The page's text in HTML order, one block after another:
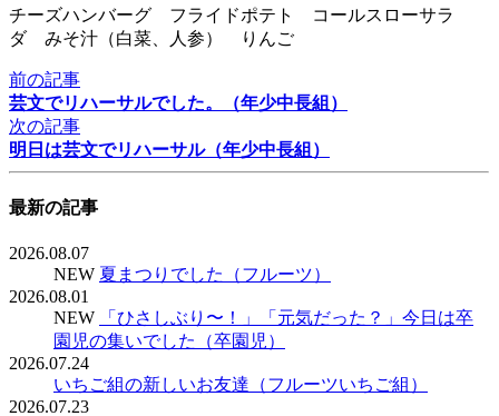
チーズハンバーグ フライドポテト コールスローサラ
ダ みそ汁（白菜、人参） りんご
前の記事
芸文でリハーサルでした。（年少中長組）
次の記事
明日は芸文でリハーサル（年少中長組）
最新の記事
2026.08.07
NEW 夏まつりでした（フルーツ）
2026.08.01
NEW
「ひさしぶり〜！」「元気だった？」今日は卒
園児の集いでした（卒園児）
2026.07.24
いちご組の新しいお友達（フルーツいちご組）
2026.07.23